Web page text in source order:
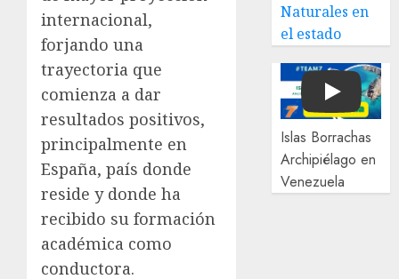
internacional,
forjando una
trayectoria que
comienza a dar
resultados positivos,
principalmente en
España, país donde
reside y donde ha
recibido su formación
académica como
conductora.
Naturales en
el estado
Play
Islas Borrachas
Archipiélago en
Venezuela